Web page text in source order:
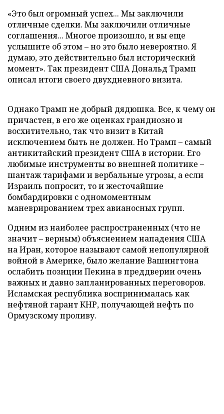
«Это был огромный успех... Мы заключили
отличные сделки. Мы заключили отличные
соглашения... Многое произошло, и вы еще
услышите об этом – но это было невероятно. Я
думаю, это действительно был исторический
момент». Так президент США Дональд Трамп
описал итоги своего двухдневного визита.
Однако Трамп не добрый дядюшка. Все, к чему он
причастен, в его же оценках грандиозно и
восхитительно, так что визит в Китай
исключением быть не должен. Но Трамп – самый
антикитайский президент США в истории. Его
любимые инструменты во внешней политике –
шантаж тарифами и вербальные угрозы, а если
Израиль попросит, то и жесточайшие
бомбардировки с одномоментным
маневрированием трех авианосных групп.
Одним из наиболее распространенных (что не
значит – верным) объяснением нападения США
на Иран, которое называют самой непопулярной
войной в Америке, было желание Вашингтона
ослабить позиции Пекина в преддверии очень
важных и давно запланированных переговоров.
Исламская республика воспринималась как
нефтяной гарант КНР, получающей нефть по
Ормузскому проливу.